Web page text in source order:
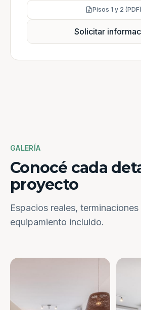
Pisos 1 y 2 (PDF)
Solicitar
GALERÍA
Conocé cada
proyecto
Espacios reales,
equipamiento incluido.